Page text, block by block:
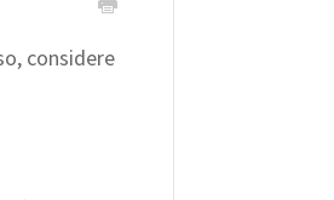
considere